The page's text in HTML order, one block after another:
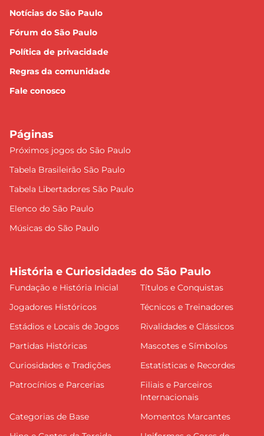
Notícias do São Paulo
Fórum do São Paulo
Política de privacidade
Regras da comunidade
Fale conosco
Páginas
Próximos jogos do São Paulo
Tabela Brasileirão São Paulo
Tabela Libertadores São Paulo
Elenco do São Paulo
Músicas do São Paulo
História e Curiosidades do São Paulo
Fundação e História Inicial
Títulos e Conquistas
Jogadores Históricos
Técnicos e Treinadores
Estádios e Locais de Jogos
Rivalidades e Clássicos
Partidas Históricas
Mascotes e Símbolos
Curiosidades e Tradições
Estatísticas e Recordes
Patrocínios e Parcerias
Filiais e Parceiros
Internacionais
Categorias de Base
Momentos Marcantes